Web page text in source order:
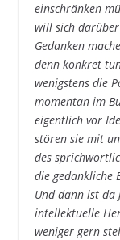
einschränken
will sich
Gedanken
denn konkret
wenigstens die
momentan im
eigentlich vor
stören sie mit
des
die gedankliche
Und dann ist da
intellektuelle
weniger gern